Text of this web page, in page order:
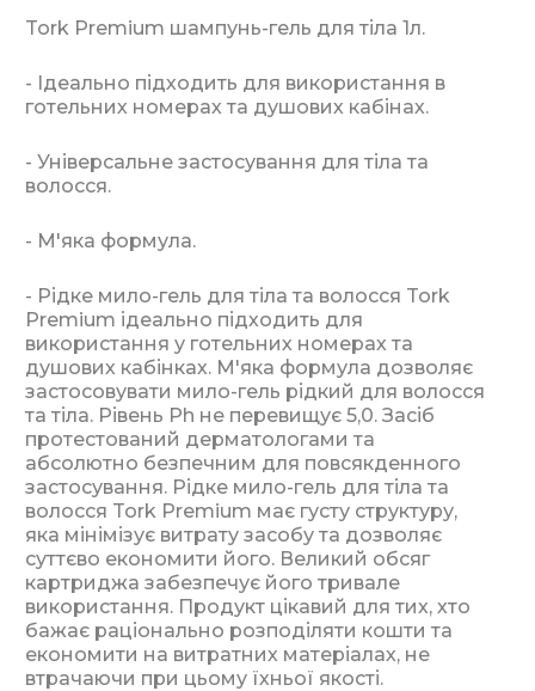
Tork Premium шампунь-гель для тіла 1л.
- Ідеально підходить для використання в
готельних номерах та душових кабінах.
- Універсальне застосування для тіла та
волосся.
- М'яка формула.
- Рідке мило-гель для тіла та волосся Tork
Premium ідеально підходить для
використання у готельних номерах та
душових кабінках. М'яка формула дозволяє
застосовувати мило-гель рідкий для волосся
та тіла. Рівень Ph не перевищує 5,0. Засіб
протестований дерматологами та
абсолютно безпечним для повсякденного
застосування. Рідке мило-гель для тіла та
волосся Tork Premium має густу структуру,
яка мінімізує витрату засобу та дозволяє
суттєво економити його. Великий обсяг
картриджа забезпечує його тривале
використання. Продукт цікавий для тих, хто
бажає раціонально розподіляти кошти та
економити на витратних матеріалах, не
втрачаючи при цьому їхньої якості.